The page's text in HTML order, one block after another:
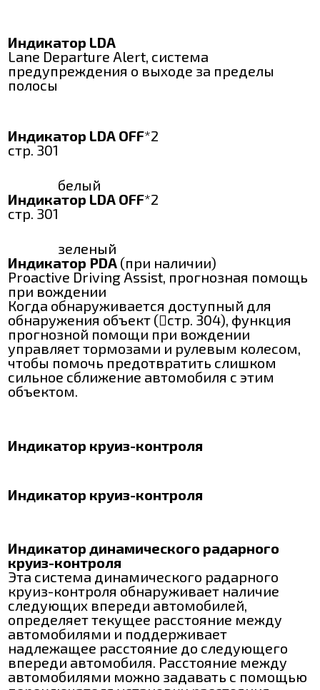
Индикатор LDA
Lane Departure Alert, система
предупреждения о выходе за пределы
полосы
Индикатор LDA OFF*2
стр. 301
белый
Индикатор LDA OFF*2
стр. 301
зеленый
Индикатор PDA (при наличии)
Proactive Driving Assist, прогнозная помощь
при вождении
Когда обнаруживается доступный для
обнаружения объект (стр. 304), функция
прогнозной помощи при вождении
управляет тормозами и рулевым колесом,
чтобы помочь предотвратить слишком
сильное сближение автомобиля с этим
объектом.
Индикатор круиз-контроля
Индикатор круиз-контроля
Индикатор динамического радарного
круиз-контроля
Эта система динамического радарного
круиз-контроля обнаруживает наличие
следующих впереди автомобилей,
определяет текущее расстояние между
автомобилями и поддерживает
надлежащее расстояние до следующего
впереди автомобиля. Расстояние между
автомобилями можно задавать с помощью